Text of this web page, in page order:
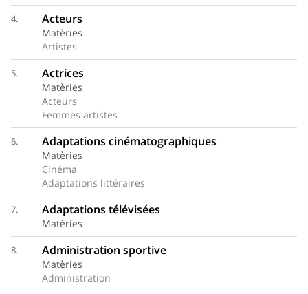
4. Acteurs
Matèries
Artistes
5. Actrices
Matèries
Acteurs
Femmes artistes
6. Adaptations cinématographiques
Matèries
Cinéma
Adaptations littéraires
7. Adaptations télévisées
Matèries
8. Administration sportive
Matèries
Administration